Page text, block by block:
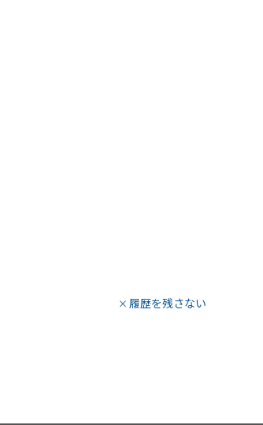
履歴を残さない